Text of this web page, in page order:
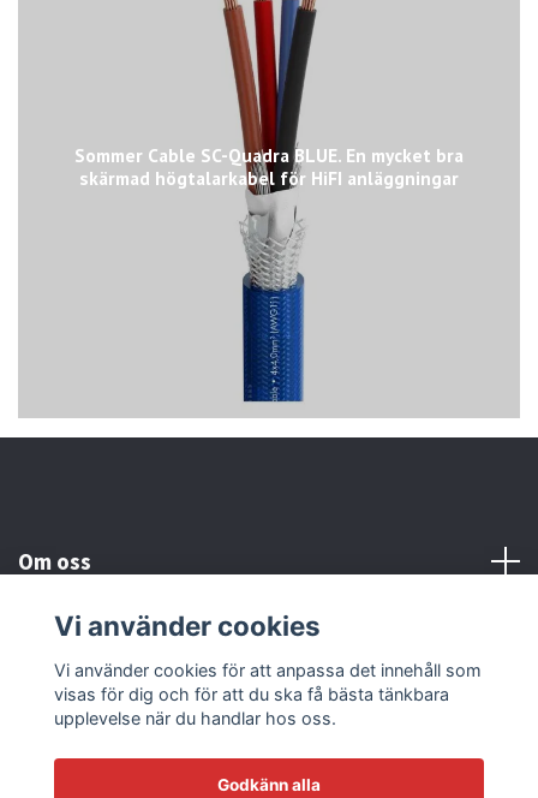
Sommer Cable SC-Quadra BLUE. En mycket bra
skärmad högtalarkabel för HiFI anläggningar
Om oss
Kundtjänst
Läs mer
Vi använder cookies
Vi använder cookies för att anpassa det innehåll som
visas för dig och för att du ska få bästa tänkbara
upplevelse när du handlar hos oss.
Godkänn alla